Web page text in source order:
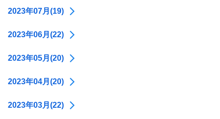
2023年07月(19)
2023年06月(22)
2023年05月(20)
2023年04月(20)
2023年03月(22)